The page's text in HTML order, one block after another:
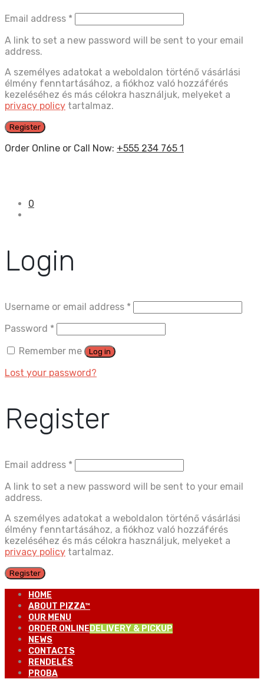
Email address *
A link to set a new password will be sent to your email
address.
A személyes adatokat a weboldalon történő vásárlási
élmény fenntartásához, a fiókhoz való hozzáférés
kezeléséhez és más célokra használjuk, melyeket a
privacy policy tartalmaz.
Register
Order Online or Call Now: +555 234 765 1
0
Login
Username or email address *
Password *
Remember me
Log in
Lost your password?
Register
Email address *
A link to set a new password will be sent to your email
address.
A személyes adatokat a weboldalon történő vásárlási
élmény fenntartásához, a fiókhoz való hozzáférés
kezeléséhez és más célokra használjuk, melyeket a
privacy policy tartalmaz.
Register
HOME
ABOUT PIZZA™
OUR MENU
ORDER ONLINE DELIVERY & PICKUP
NEWS
CONTACTS
RENDELÉS
PROBA